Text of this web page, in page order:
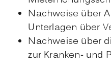
Nachweise über
Unterlagen über
Nachweise über
zur Kranken- und